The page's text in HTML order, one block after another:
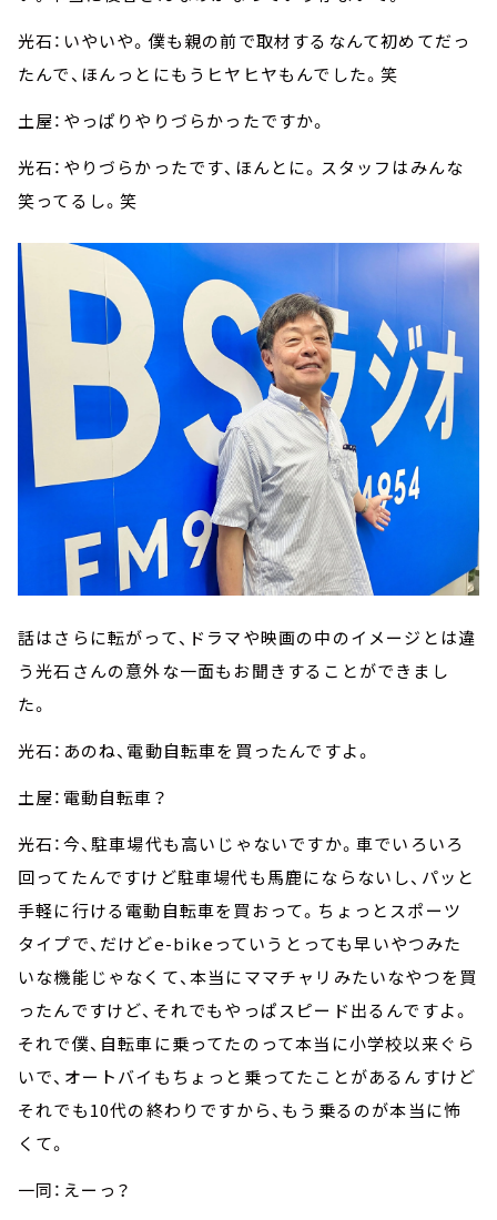
光石：いやいや。僕も親の前で取材するなんて初めてだっ
たんで、ほんっとにもうヒヤヒヤもんでした。笑
土屋：やっぱりやりづらかったですか。
光石：やりづらかったです、ほんとに。スタッフはみんな
笑ってるし。笑
話はさらに転がって、ドラマや映画の中のイメージとは違
う光石さんの意外な一面もお聞きすることができまし
た。
光石：あのね、電動自転車を買ったんですよ。
土屋：電動自転車？
光石：今、駐車場代も高いじゃないですか。車でいろいろ
回ってたんですけど駐車場代も馬鹿にならないし、パッと
手軽に行ける電動自転車を買おって。ちょっとスポーツ
タイプで、だけどe-bikeっていうとっても早いやつみた
いな機能じゃなくて、本当にママチャリみたいなやつを買
ったんですけど、それでもやっぱスピード出るんですよ。
それで僕、自転車に乗ってたのって本当に小学校以来ぐら
いで、オートバイもちょっと乗ってたことがあるんすけど
それでも10代の終わりですから、もう乗るのが本当に怖
くて。
一同：えーっ？